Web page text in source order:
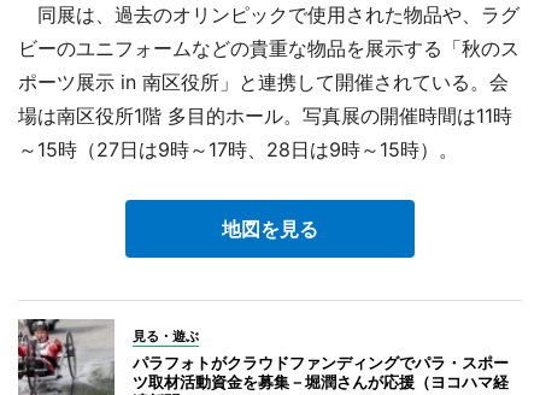
同展は、過去のオリンピックで使用された物品や、ラグ
ビーのユニフォームなどの貴重な物品を展示する「秋のス
ポーツ展示 in 南区役所」と連携して開催されている。会
場は南区役所1階 多目的ホール。写真展の開催時間は11時
～15時（27日は9時～17時、28日は9時～15時）。
地図を見る
見る・遊ぶ
パラフォトがクラウドファンディングでパラ・スポー
ツ取材活動資金を募集－堀潤さんが応援（ヨコハマ経